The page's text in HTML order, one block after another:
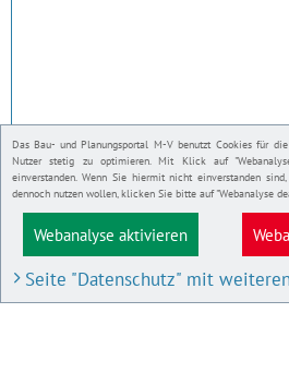
Das Bau- und Planungsportal M-V benutzt Cookies für
Nutzer stetig zu optimieren. Mit Klick auf
einverstanden. Wenn Sie hiermit nicht einverstanden
dennoch nutzen wollen, klicken Sie bitte auf "Webanalyse
Webanalyse aktivieren
Seite "Datenschutz" mit